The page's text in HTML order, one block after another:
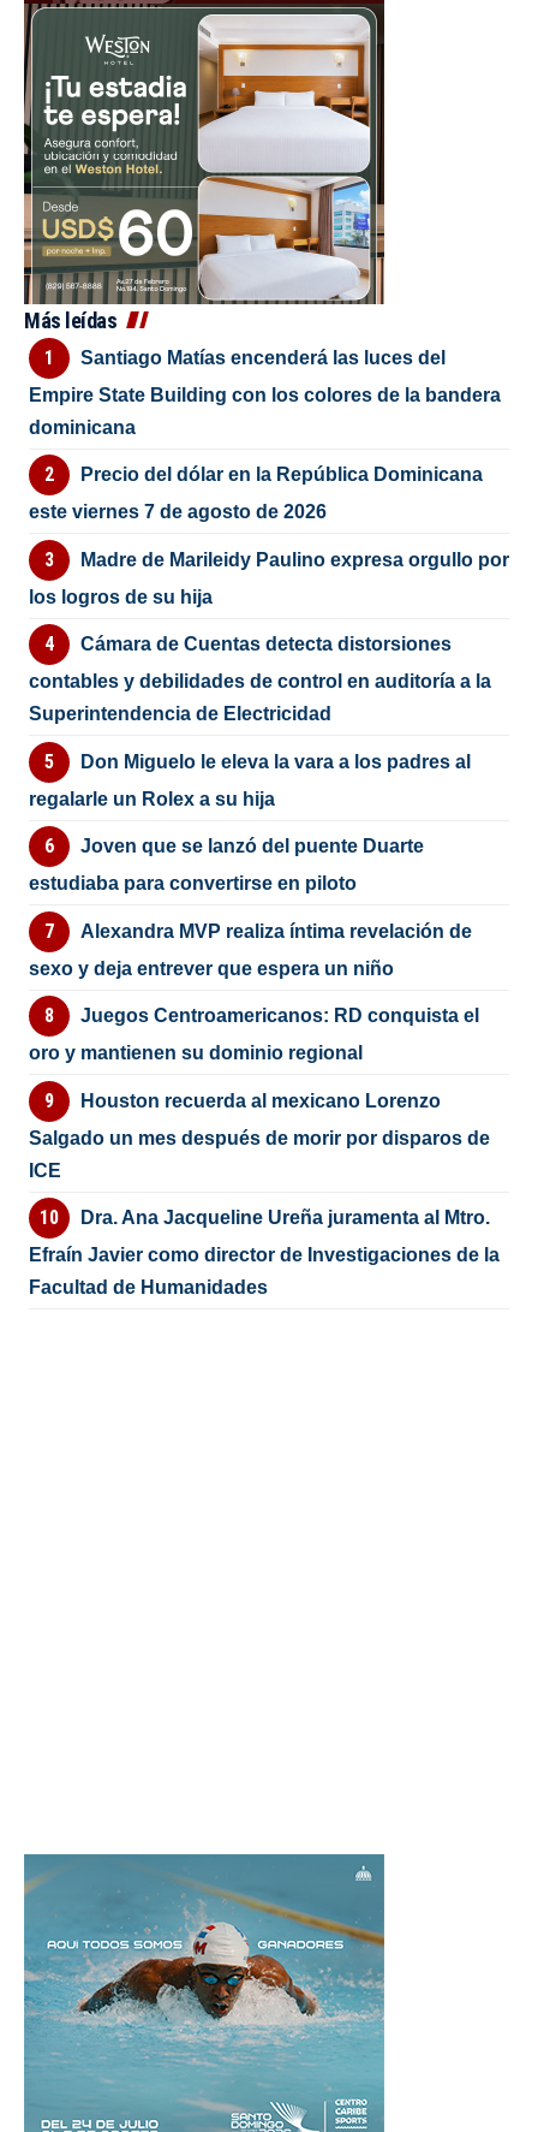
Más leídas
Santiago Matías encenderá las luces del
Empire State Building con los colores de la bandera
dominicana
Precio del dólar en la República Dominicana
este viernes 7 de agosto de 2026
Madre de Marileidy Paulino expresa orgullo por
los logros de su hija
Cámara de Cuentas detecta distorsiones
contables y debilidades de control en auditoría a la
Superintendencia de Electricidad
Don Miguelo le eleva la vara a los padres al
regalarle un Rolex a su hija
Joven que se lanzó del puente Duarte
estudiaba para convertirse en piloto
Alexandra MVP realiza íntima revelación de
sexo y deja entrever que espera un niño
Juegos Centroamericanos: RD conquista el
oro y mantienen su dominio regional
Houston recuerda al mexicano Lorenzo
Salgado un mes después de morir por disparos de
ICE
Dra. Ana Jacqueline Ureña juramenta al Mtro.
Efraín Javier como director de Investigaciones de la
Facultad de Humanidades